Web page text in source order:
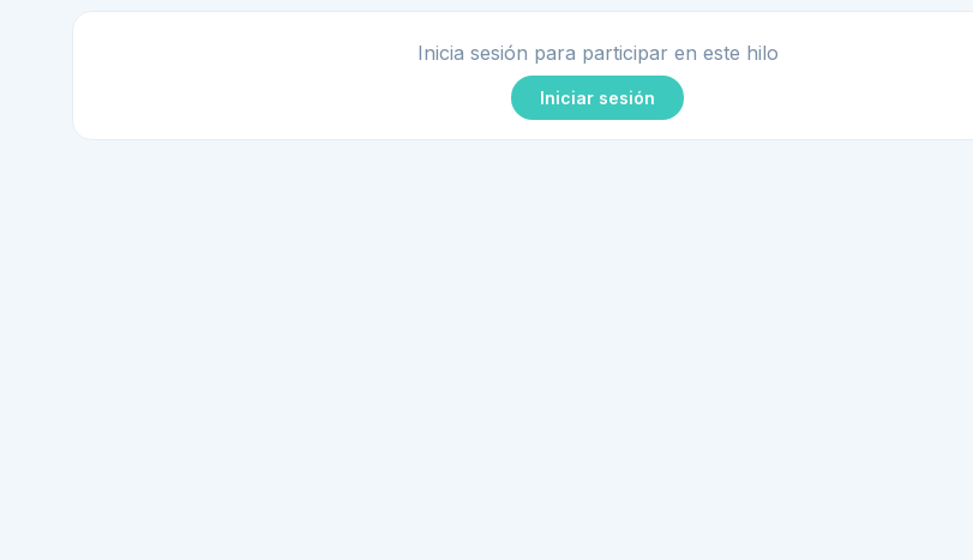
Inicia sesión para participar en este hilo
Iniciar sesión